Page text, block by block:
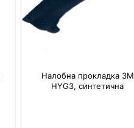
Налобна прокладка 3M
HYG3, синтетична